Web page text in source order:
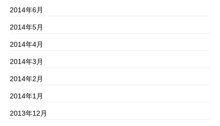
2014年6月
2014年5月
2014年4月
2014年3月
2014年2月
2014年1月
2013年12月